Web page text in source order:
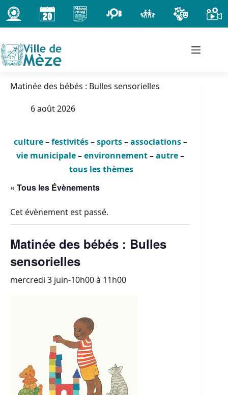
Passer
au
contenu
Matinée des bébés : Bulles sensorielles
6 août 2026
culture–festivités–sports–associations–
vie municipale–environnement–autre–
tous les thèmes
« Tous les Évènements
Cet évènement est passé.
Matinée des bébés : Bulles
sensorielles
mercredi 3 juin-10h00à 11h00